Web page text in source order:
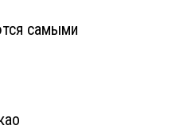
самыми